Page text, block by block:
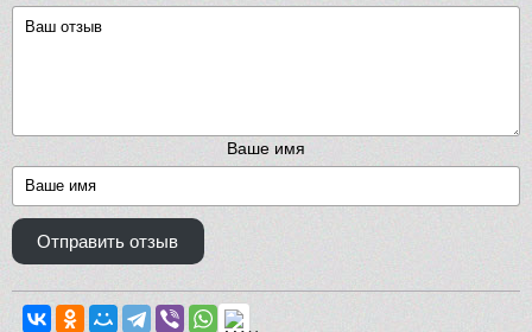
Ваше имя
Отправить отзыв